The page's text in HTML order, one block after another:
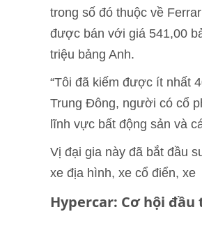
trong số đó thuộc về
được bán với giá 541,00
triệu bảng Anh.
“Tôi đã kiếm được ít nhất
Trung Đông, người có cổ
lĩnh vực bất động sản và
Vị đại gia này đã bắt đầu
xe địa hình, xe cổ điển, xe
Hypercar: Cơ hội đầu